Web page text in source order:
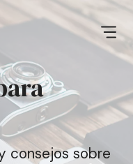
consejos sobre